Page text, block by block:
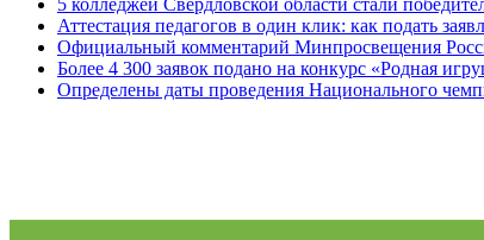
5 колледжей Свердловской области стали
Аттестация педагогов в один клик: как подать
Официальный комментарий Минпросвещения
Более 4 300 заявок подано на конкурс «Родная
Определены даты проведения Национального